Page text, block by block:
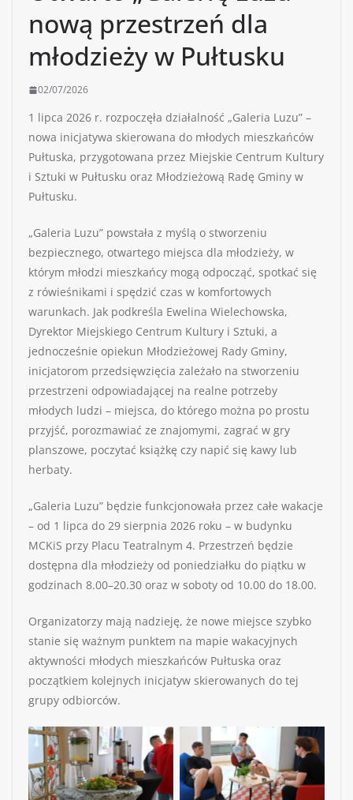
nową przestrzeń dla
młodzieży w Pułtusku
02/07/2026
1 lipca 2026 r. rozpoczęła działalność „Galeria Luzu” –
nowa inicjatywa skierowana do młodych mieszkańców
Pułtuska, przygotowana przez Miejskie Centrum Kultury
i Sztuki w Pułtusku oraz Młodzieżową Radę Gminy w
Pułtusku.
„Galeria Luzu” powstała z myślą o stworzeniu
bezpiecznego, otwartego miejsca dla młodzieży, w
którym młodzi mieszkańcy mogą odpocząć, spotkać się
z rówieśnikami i spędzić czas w komfortowych
warunkach. Jak podkreśla Ewelina Wielechowska,
Dyrektor Miejskiego Centrum Kultury i Sztuki, a
jednocześnie opiekun Młodzieżowej Rady Gminy,
inicjatorom przedsięwzięcia zależało na stworzeniu
przestrzeni odpowiadającej na realne potrzeby
młodych ludzi – miejsca, do którego można po prostu
przyjść, porozmawiać ze znajomymi, zagrać w gry
planszowe, poczytać książkę czy napić się kawy lub
herbaty.
„Galeria Luzu” będzie funkcjonowała przez całe wakacje
– od 1 lipca do 29 sierpnia 2026 roku – w budynku
MCKiS przy Placu Teatralnym 4. Przestrzeń będzie
dostępna dla młodzieży od poniedziałku do piątku w
godzinach 8.00–20.30 oraz w soboty od 10.00 do 18.00.
Organizatorzy mają nadzieję, że nowe miejsce szybko
stanie się ważnym punktem na mapie wakacyjnych
aktywności młodych mieszkańców Pułtuska oraz
początkiem kolejnych inicjatyw skierowanych do tej
grupy odbiorców.